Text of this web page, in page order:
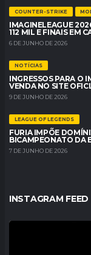
COUNTER-STRIKE
IMAGINELEAGUE
112 MIL E FINAIS EM
6 DE JUNHO DE 2026
NOTÍCIAS
INGRESSOS PARA O
VENDA NO SITE
9 DE JUNHO DE 2026
LEAGUE OF LEGENDS
FURIA IMPÕE
BICAMPEONATO DA
7 DE JUNHO DE 2026
INSTAGRAM FEED